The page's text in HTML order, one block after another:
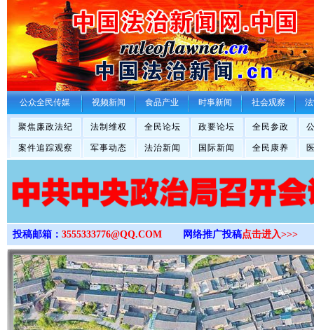
>
公众全民传媒 视频新闻 食品产业 时事新闻 社会观察
聚焦廉政法纪 法制维权 全民论坛 政要论坛 全民参政
案件追踪观察 军事动态 法治新闻 国际新闻 全民康养
投稿邮箱： 3555333776@QQ.COM 网络推广投稿点击进入>>>